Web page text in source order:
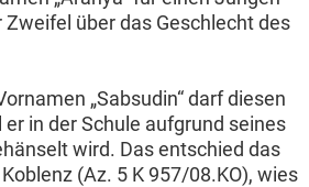
über das Geschlecht des
„Sabsudin“ darf diesen
in der Schule aufgrund seines
wird. Das entschied das
(Az. 5 K 957/08.KO), wies